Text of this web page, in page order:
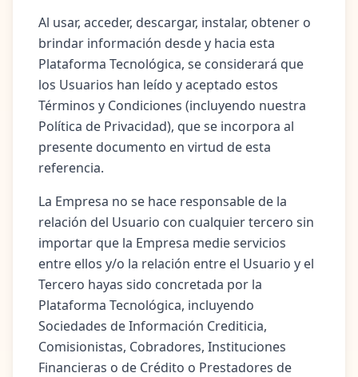
Al usar, acceder, descargar, instalar, obtener o
brindar información desde y hacia esta
Plataforma Tecnológica, se considerará que
los Usuarios han leído y aceptado estos
Términos y Condiciones (incluyendo nuestra
Política de Privacidad), que se incorpora al
presente documento en virtud de esta
referencia.
La Empresa no se hace responsable de la
relación del Usuario con cualquier tercero sin
importar que la Empresa medie servicios
entre ellos y/o la relación entre el Usuario y el
Tercero hayas sido concretada por la
Plataforma Tecnológica, incluyendo
Sociedades de Información Crediticia,
Comisionistas, Cobradores, Instituciones
Financieras o de Crédito o Prestadores de